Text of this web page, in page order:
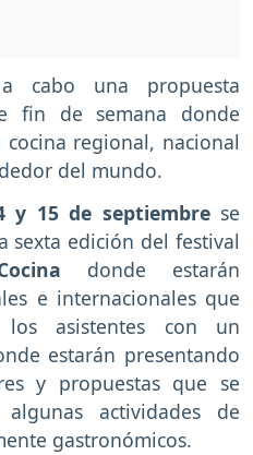
cabo una propuesta
fin de semana donde
regional, nacional
del mundo.
y 15 de septiembre se
sexta edición del festival
donde estarán
e internacionales que
asistentes con un
estarán presentando
y propuestas que se
actividades de
gastronómicos.